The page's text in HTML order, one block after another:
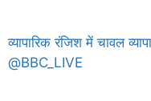
व्यापारिक रंजिश में चावल
@BBC_LIVE